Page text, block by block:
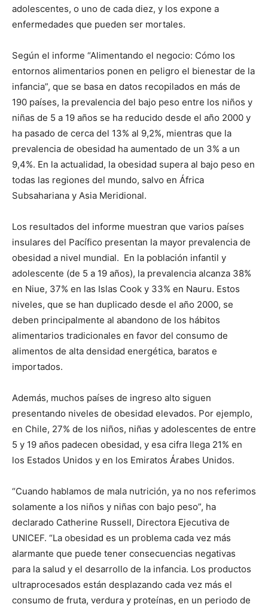
adolescentes, o uno de cada diez, y los expone a
enfermedades que pueden ser mortales.
Según el informe “Alimentando el negocio: Cómo los
entornos alimentarios ponen en peligro el bienestar de la
infancia”, que se basa en datos recopilados en más de
190 países, la prevalencia del bajo peso entre los niños y
niñas de 5 a 19 años se ha reducido desde el año 2000 y
ha pasado de cerca del 13% al 9,2%, mientras que la
prevalencia de obesidad ha aumentado de un 3% a un
9,4%. En la actualidad, la obesidad supera al bajo peso en
todas las regiones del mundo, salvo en África
Subsahariana y Asia Meridional.
Los resultados del informe muestran que varios países
insulares del Pacífico presentan la mayor prevalencia de
obesidad a nivel mundial. En la población infantil y
adolescente (de 5 a 19 años), la prevalencia alcanza 38%
en Niue, 37% en las Islas Cook y 33% en Nauru. Estos
niveles, que se han duplicado desde el año 2000, se
deben principalmente al abandono de los hábitos
alimentarios tradicionales en favor del consumo de
alimentos de alta densidad energética, baratos e
importados.
Además, muchos países de ingreso alto siguen
presentando niveles de obesidad elevados. Por ejemplo,
en Chile, 27% de los niños, niñas y adolescentes de entre
5 y 19 años padecen obesidad, y esa cifra llega 21% en
los Estados Unidos y en los Emiratos Árabes Unidos.
“Cuando hablamos de mala nutrición, ya no nos referimos
solamente a los niños y niñas con bajo peso”, ha
declarado Catherine Russell, Directora Ejecutiva de
UNICEF. “La obesidad es un problema cada vez más
alarmante que puede tener consecuencias negativas
para la salud y el desarrollo de la infancia. Los productos
ultraprocesados están desplazando cada vez más el
consumo de fruta, verdura y proteínas, en un periodo de